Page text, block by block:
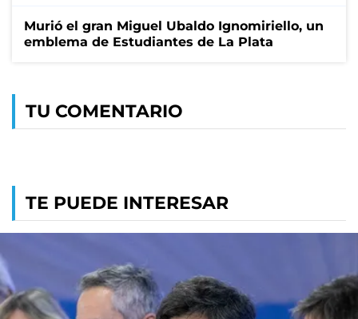
Murió el gran Miguel Ubaldo Ignomiriello, un
emblema de Estudiantes de La Plata
TU COMENTARIO
TE PUEDE INTERESAR